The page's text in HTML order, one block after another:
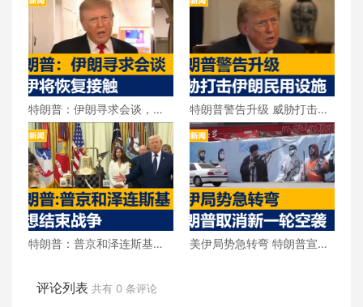
特朗普：伊朗寻求会谈，美
伊将恢复接触
特朗普警告升级 威胁打击伊
朗民用设施
特朗普：普京和泽连斯基都
美伊局势急转弯 特朗普宣布
评论列表 共有 0 条评论